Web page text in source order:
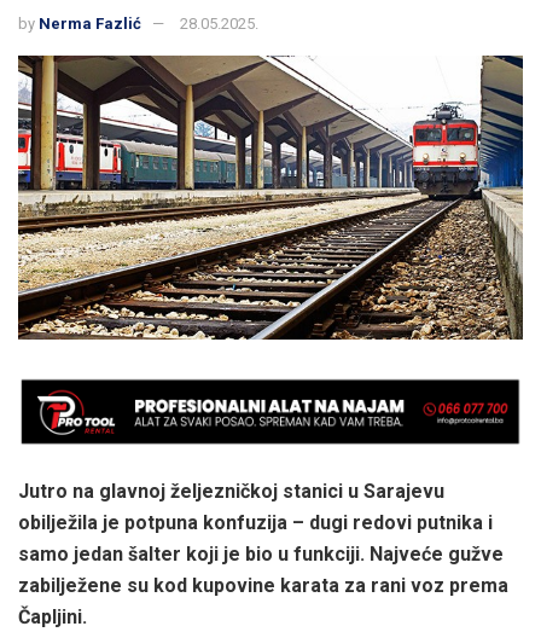
by Nerma Fazlić 28.05.2025.
Jutro na glavnoj željezničkoj stanici u Sarajevu
obilježila je potpuna konfuzija – dugi redovi putnika i
samo jedan šalter koji je bio u funkciji. Najveće gužve
zabilježene su kod kupovine karata za rani voz prema
Čapljini.